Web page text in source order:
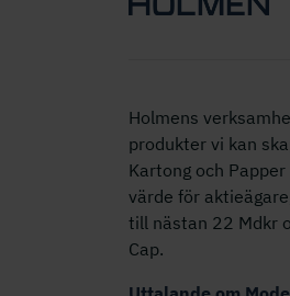
Holmens
produkter vi kan
Kartong och
värde för
till nästan 22 Mdkr
Cap.